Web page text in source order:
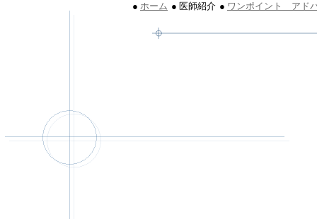
● ホーム ● 医師紹介 ● ワンポイント アド